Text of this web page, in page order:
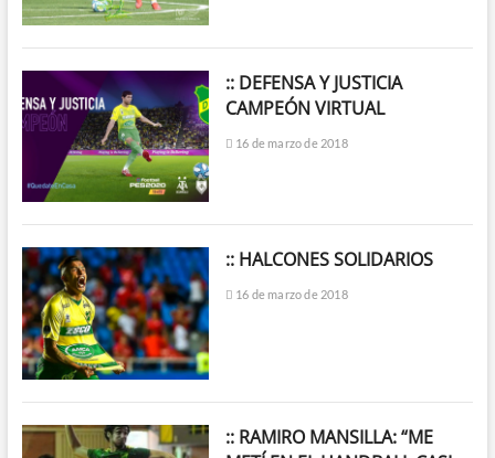
:: DEFENSA Y JUSTICIA
CAMPEÓN VIRTUAL
16 de marzo de 2018
:: HALCONES SOLIDARIOS
16 de marzo de 2018
:: RAMIRO MANSILLA: “ME